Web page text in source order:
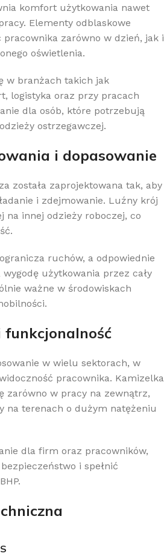
komfort użytkowania nawet
Elementy odblaskowe
pracownika zarówno w dzień, jak i
oświetlenia.
w branżach takich jak
logistyka oraz przy pracach
dla osób, które potrzebują
ostrzegawczej.
i dopasowanie
została zaprojektowana tak, aby
i zdejmowanie. Luźny krój
na innej odzieży roboczej, co
ruchów, a odpowiednie
użytkowania przez cały
ważne w środowiskach
funkcjonalność
w wielu sektorach, w
pracownika. Kamizelka
zarówno w pracy na zewnątrz,
na terenach o dużym natężeniu
dla firm oraz pracowników,
i spełnić